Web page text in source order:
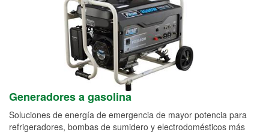
Generadores a gasolina
Soluciones de energía de emergencia de mayor potencia para
refrigeradores, bombas de sumidero y electrodomésticos más